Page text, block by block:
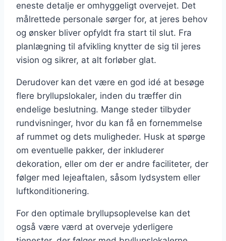
eneste detalje er omhyggeligt overvejet. Det
målrettede personale sørger for, at jeres behov
og ønsker bliver opfyldt fra start til slut. Fra
planlægning til afvikling knytter de sig til jeres
vision og sikrer, at alt forløber glat.
Derudover kan det være en god idé at besøge
flere bryllupslokaler, inden du træffer din
endelige beslutning. Mange steder tilbyder
rundvisninger, hvor du kan få en fornemmelse
af rummet og dets muligheder. Husk at spørge
om eventuelle pakker, der inkluderer
dekoration, eller om der er andre faciliteter, der
følger med lejeaftalen, såsom lydsystem eller
luftkonditionering.
For den optimale bryllupsoplevelse kan det
også være værd at overveje yderligere